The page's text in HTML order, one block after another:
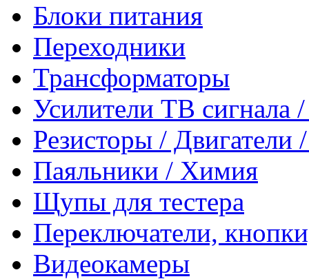
Блоки питания
Переходники
Трансформаторы
Усилители ТВ сигнала
Резисторы /
Паяльники / Химия
Щупы для тестера
Переключатели,
Видеокамеры